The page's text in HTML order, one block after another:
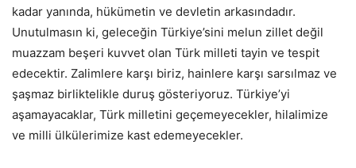
kadar yanında, hükümetin ve devletin arkasındadır.
Unutulmasın ki, geleceğin Türkiye’sini melun zillet değil
muazzam beşeri kuvvet olan Türk milleti tayin ve tespit
edecektir. Zalimlere karşı biriz, hainlere karşı sarsılmaz ve
şaşmaz birliktelikle duruş gösteriyoruz. Türkiye’yi
aşamayacaklar, Türk milletini geçemeyecekler, hilalimize
ve milli ülkülerimize kast edemeyecekler.